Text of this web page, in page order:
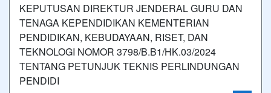
KEPUTUSAN DIREKTUR JENDERAL GURU DAN
TENAGA KEPENDIDIKAN KEMENTERIAN
PENDIDIKAN, KEBUDAYAAN, RISET, DAN
TEKNOLOGI NOMOR 3798/B.B1/HK.03/2024
TENTANG PETUNJUK TEKNIS PERLINDUNGAN
PENDIDI